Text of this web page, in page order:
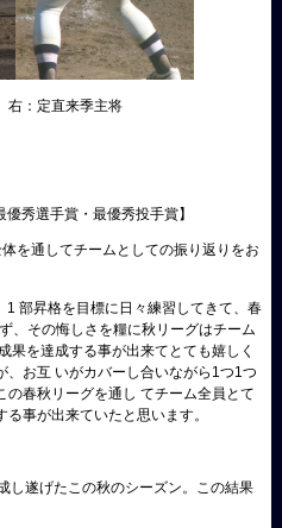
：定直来季主将
秀選手賞・最優秀投手賞】
を通してチームとしての振り返りをお
部昇格を目標に日々練習してきて、春
、その悔しさを糧に秋リーグはチーム
果を達成する事が出来てとても嬉しく
お互 いがカバーし合いながら1つ1つ
春秋リーグを通し てチーム全員とて
事が出来ていたと思います。
し遂げたこの秋のシーズン。この結果